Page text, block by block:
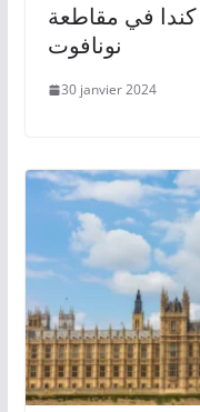
في مقاطعة
نونافوت
30 janvier 2024